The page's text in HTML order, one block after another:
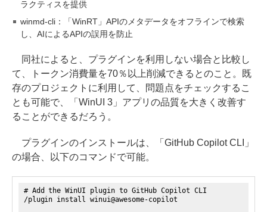
ラクティスを提供
winmd-cli：「WinRT」APIのメタデータをオフラインで検索
し、AIによるAPIの誤用を防止
同社によると、プラグインを利用しない場合と比較し
て、トークン消費量を70％以上削減できるとのこと。既
存のプロジェクトに利用して、問題点をチェックするこ
とも可能で、「WinUI 3」アプリの品質を大きく改善す
ることができるだろう。
プラグインのインストールは、「GitHub Copilot CLI」
の場合、以下のコマンドで可能。
# Add the WinUI plugin to GitHub Copilot CLI
/plugin install winui@awesome-copilot